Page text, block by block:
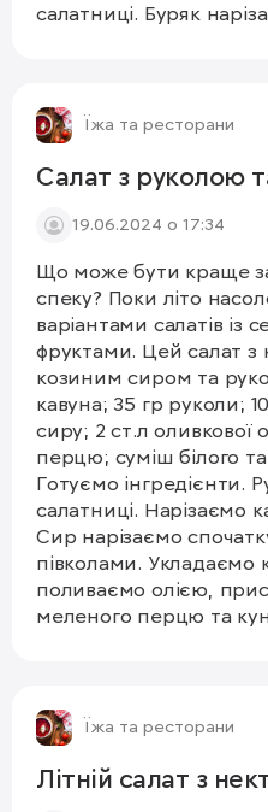
салатниці. Буряк
ложкою буряк на
нарізаємо також
кладемо на шпинат та
перцем та кунжутом.
Їжа та ресторани
Салат з руколою
19.06.2024 о 17:34
Що може бути краще
спеку? Поки літо
варіантами салатів із
фруктами. Цей салат з
козиним сиром та руколою. На 2
кавуна; 35 гр руколи;
сиру; 2 ст.л оливкової
перцю; суміш білого
Готуємо інгредієнти.
салатниці. Нарізаємо
Сир нарізаємо
півколами. Укладаємо
поливаємо олією,
меленого перцю та
Їжа та ресторани
Літній салат з